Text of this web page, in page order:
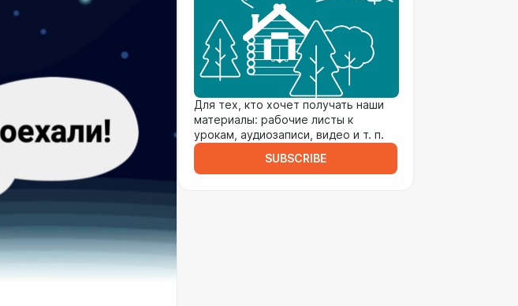
Для тех, кто хочет получать наши
материалы: рабочие листы к
урокам, аудиозаписи, видео и т. п.
SUBSCRIBE